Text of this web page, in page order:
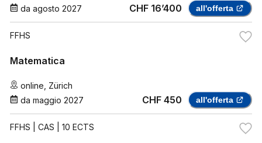
da agosto 2027 CHF 16’400 all'offerta
FFHS
Matematica
online Zürich
da maggio 2027 CHF 450 all'offerta
FFHS | CAS | 10 ECTS